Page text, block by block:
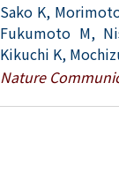
Sako K,
Fukumoto M,
Kikuchi K,
Nature